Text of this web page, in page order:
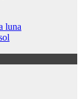
luna